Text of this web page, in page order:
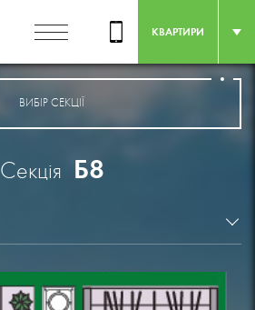
КВАРТИРИ
ВИБІР СЕКЦІЇ
Секція Б8